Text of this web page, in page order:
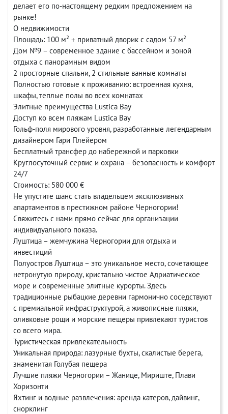
делает его по-настоящему редким предложением на
рынке!
О недвижимости
Площадь: 100 м² + приватный дворик с садом 57 м²
Дом №9 – современное здание с бассейном и зоной
отдыха с панорамным видом
2 просторные спальни, 2 стильные ванные комнаты
Полностью готовые к проживанию: встроенная кухня,
шкафы, теплые полы во всех комнатах
Элитные преимущества Lustica Bay
Доступ ко всем пляжам Lustica Bay
Гольф-поля мирового уровня, разработанные легендарным
дизайнером Гари Плейером
Бесплатный трансфер до набережной и парковки
Круглосуточный сервис и охрана – безопасность и комфорт
24/7
Стоимость: 580 000 €
Не упустите шанс стать владельцем эксклюзивных
апартаментов в престижном районе Черногории!
Свяжитесь с нами прямо сейчас для организации
индивидуального показа.
Луштица – жемчужина Черногории для отдыха и
инвестиций
Полуостров Луштица – это уникальное место, сочетающее
нетронутую природу, кристально чистое Адриатическое
море и современные элитные курорты. Здесь
традиционные рыбацкие деревни гармонично соседствуют
с премиальной инфраструктурой, а живописные пляжи,
оливковые рощи и морские пещеры привлекают туристов
со всего мира.
Туристическая привлекательность
Уникальная природа: лазурные бухты, скалистые берега,
знаменитая Голубая пещера
Лучшие пляжи Черногории – Жанице, Мириште, Плави
Хоризонти
Яхтинг и водные развлечения: аренда катеров, дайвинг,
снорклинг